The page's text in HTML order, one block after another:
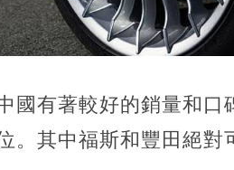
國有著較好的銷量和
。其中福斯和豐田絕